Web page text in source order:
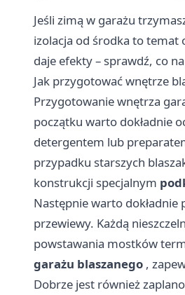
Jeśli zimą w garażu
izolacja od środka to temat
daje efekty – sprawdź, co
Jak przygotować wnętrze
Przygotowanie wnętrza
początku warto dokładnie
detergentem lub
przypadku starszych
konstrukcji specjalnym
Następnie warto dokładnie
przewiewy. Każdą
powstawania mostków
garażu blaszanego ,
Dobrze jest również